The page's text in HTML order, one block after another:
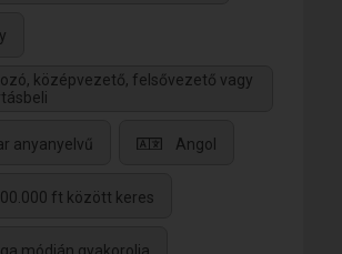
középvezető, felsővezető vagy
anyanyelvű Angol
ft között keres
módján gyakorolja